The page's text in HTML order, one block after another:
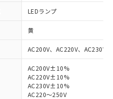
LEDランプ
黄
AC200V、AC220V、AC230V
AC200V±10%
AC220V±10%
AC230V±10%
AC220～250V